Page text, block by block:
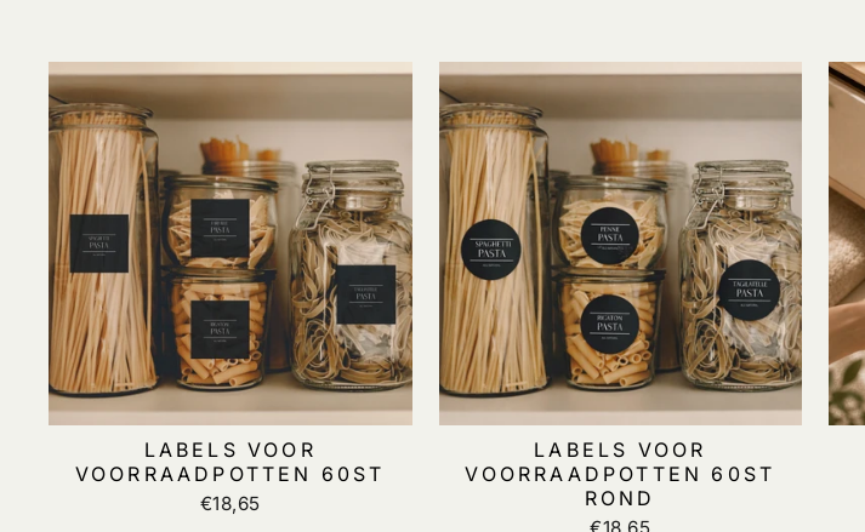
LABELS VOOR
VOORRAADPOTTEN 60ST
€18,65
LABELS VOOR
VOORRAADPOTTEN 60ST
ROND
€18,65